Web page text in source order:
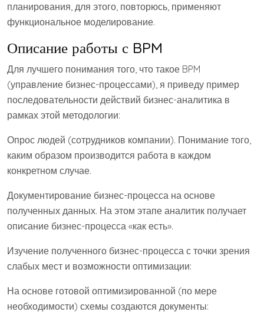
планирования, для этого, повторюсь, применяют
функциональное моделирование.
Описание работы с BPM
Для лучшего понимания того, что такое BPM
(управление бизнес-процессами), я приведу пример
последовательности действий бизнес-аналитика в
рамках этой методологии:
Опрос людей (сотрудников компании). Понимание того,
каким образом производится работа в каждом
конкретном случае.
Документирование бизнес-процесса на основе
полученных данных. На этом этапе аналитик получает
описание бизнес-процесса «как есть».
Изучение полученного бизнес-процесса с точки зрения
слабых мест и возможности оптимизации:
На основе готовой оптимизированной (по мере
необходимости) схемы создаются документы: